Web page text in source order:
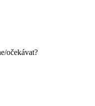
očekávat?